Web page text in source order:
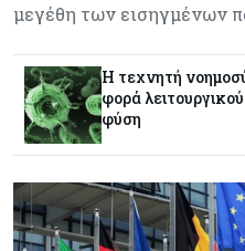
Ενέργεια
Η χώρα με τα
στέγες διευρύνει
επίκεντρο η
μεγέθη των εισηγμένων
Η τεχνητή
φορά
φύση